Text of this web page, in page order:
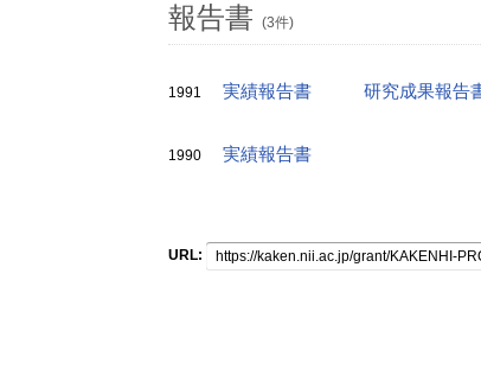
報告書 (3件)
1991 実績報告書 研究成果報告
1990 実績報告書
URL: